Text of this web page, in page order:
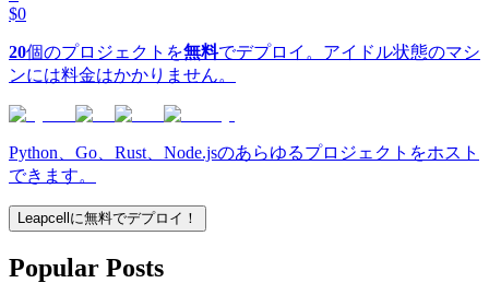
$0
20個のプロジェクトを無料でデプロイ。アイドル状態のマシ
ンには料金はかかりません。
Python、Go、Rust、Node.jsのあらゆるプロジェクトをホスト
できます。
Leapcellに無料でデプロイ！
Popular Posts